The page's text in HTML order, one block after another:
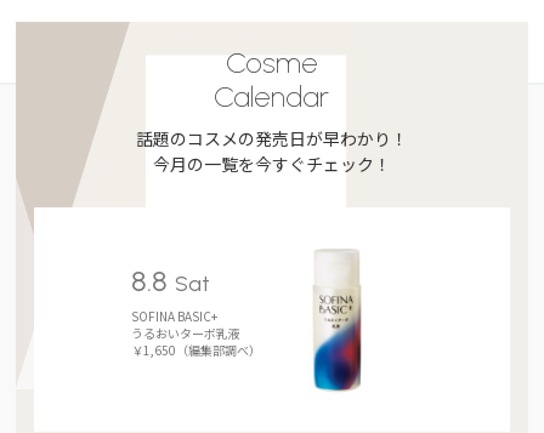
Cosme
Calendar
話題のコスメの発売日が早わかり！
今月の一覧を今すぐチェック！
8.8 Sat
SOFINA BASIC+
うるおいターボ乳液
￥1,650（編集部調べ）